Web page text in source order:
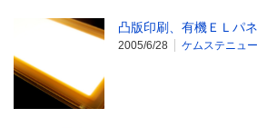
凸版印刷、有機ＥＬパ
2005/6/28 ケムステニュ